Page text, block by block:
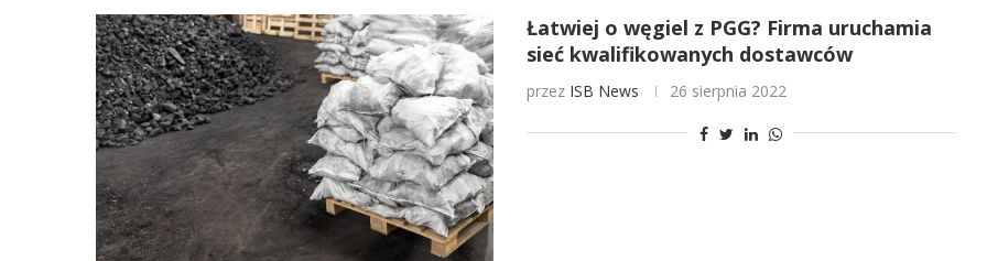
Łatwiej o węgiel z PGG? Firma uruchamia
sieć kwalifikowanych dostawców
przez ISB News 26 sierpnia 2022